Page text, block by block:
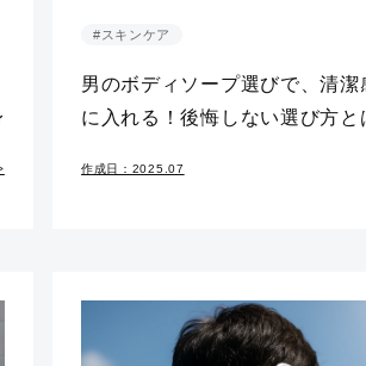
#スキンケア
男のボディソープ選びで、清潔
に入れる！後悔しない選び方と
作成日：2025.07